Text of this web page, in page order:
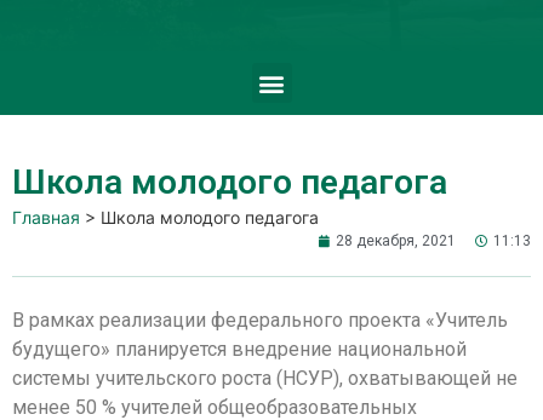
Школа молодого педагога
Главная > Школа молодого педагога
28 декабря, 2021 11:13
В рамках реализации федерального проекта «Учитель
будущего» планируется внедрение национальной
системы учительского роста (НСУР), охватывающей не
менее 50 % учителей общеобразовательных